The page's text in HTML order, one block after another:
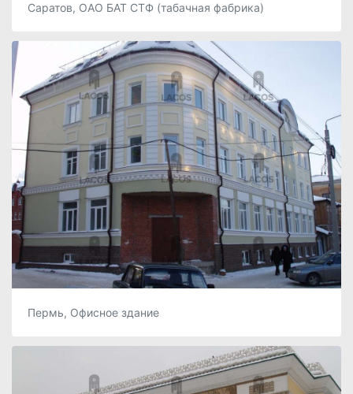
Саратов, ОАО БАТ СТФ (табачная фабрика)
Пермь, Офисное здание